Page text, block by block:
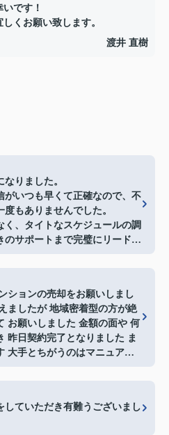
です！
くお願い致します。
渡井 直樹
りました。
がいつも早くて正確なので、不
もありませんでした。
く、タイトなスケジュールの調
のサポートまで完璧にリードし
だけたので、大きな買い物で
続きを進めることができまし
ざいました！
ションの売却をお願いしまし
ましたが 地域密着型の方が絶
お願いしました 金額の面や 何
昨日契約完了となりました ま
大手とちがうのはマニュアル
てないです。事務所も 湘南ぽ
感じでした つねに店長さんに
の不安もありませんでした。
していただき有難うございまし